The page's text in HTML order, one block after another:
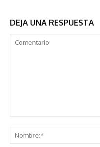
DEJA UNA RESPUESTA